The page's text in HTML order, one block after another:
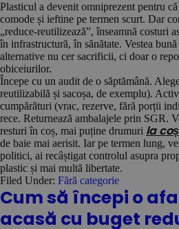
Plasticul a devenit omniprezent pentru
comode și ieftine pe termen scurt. Dar
„reduce-reutilizează”, înseamnă costuri
în infrastructură, în sănătate. Vestea
alternative nu cer sacrificii, ci doar o
obiceiurilor.
Începe cu un audit de o săptămână.
reutilizabilă și sacoșa, de exemplu).
cumpărături (vrac, rezerve, fără porții
rece. Returnează ambalajele prin SGR.
resturi în coș, mai puține drumuri la
de baie mai aerisit. Iar pe termen lung,
politici, ai recâștigat controlul asupra
plastic și mai multă libertate.
Filed Under: Fără categorie
Cum să începi o
acasă cu buget